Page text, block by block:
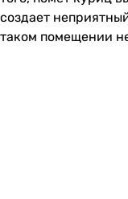
создает
таком помещении